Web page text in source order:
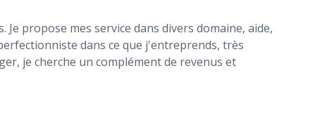
propose mes service dans divers domaine, aide,
dans ce que j'entreprends, très
je cherche un complément de revenus et